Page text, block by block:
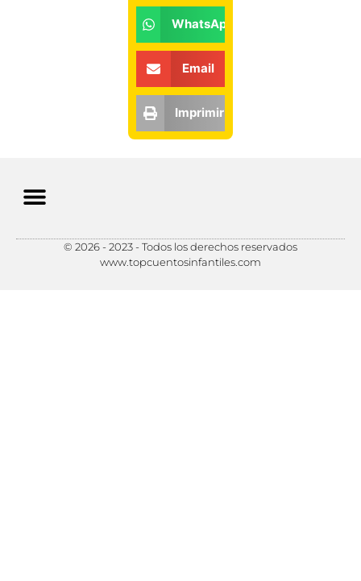
WhatsApp
Email
Imprimir
© 2026 - 2023 - Todos los derechos reservados
www.topcuentosinfantiles.com